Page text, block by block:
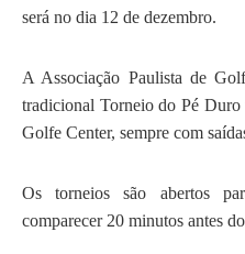
será no dia 12 de dezembro.
A Associação Paulista de
tradicional Torneio do Pé Duro
Golfe Center, sempre com
Os torneios são abertos
comparecer 20 minutos antes